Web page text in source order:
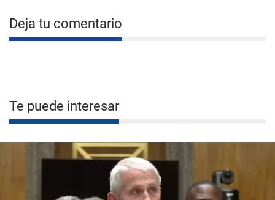
Deja tu comentario
Te puede interesar